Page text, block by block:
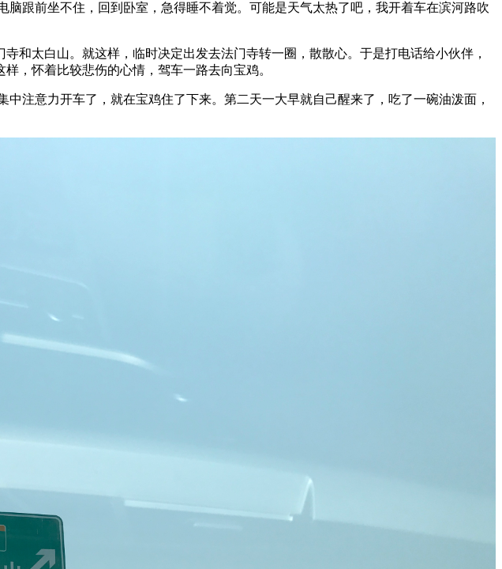
跟前坐不住，回到卧室，急得睡不着觉。可能是天气太热了吧，我开着车在滨河路吹
和太白山。就这样，临时决定出发去法门寺转一圈，散散心。于是打电话给小伙伴，
，怀着比较悲伤的心情，驾车一路去向宝鸡。
注意力开车了，就在宝鸡住了下来。第二天一大早就自己醒来了，吃了一碗油泼面，